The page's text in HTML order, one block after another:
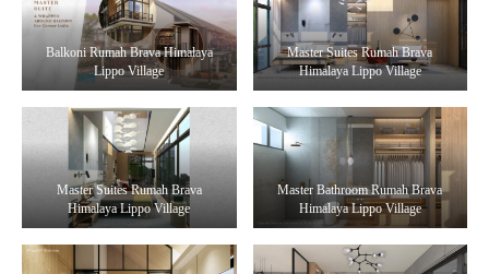
Balkoni Rumah Brava Himalaya
Lippo Village
Master Suites Rumah Brava
Himalaya Lippo Village
Master Suites Rumah Brava
Himalaya Lippo Village
Master Bathroom Rumah Brava
Himalaya Lippo Village